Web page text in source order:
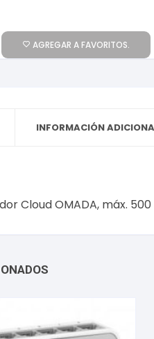
AGREGAR A FAVORITOS.
INFORMACIÓN
Cloud OMADA, máx. 500